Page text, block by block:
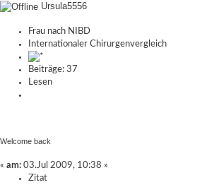
Ursula5556
Frau nach NIBD
Internationaler Chirurgenvergleich
Beiträge: 37
Lesen
Welcome back
« am: 03.Jul 2009, 10:38 »
Zitat